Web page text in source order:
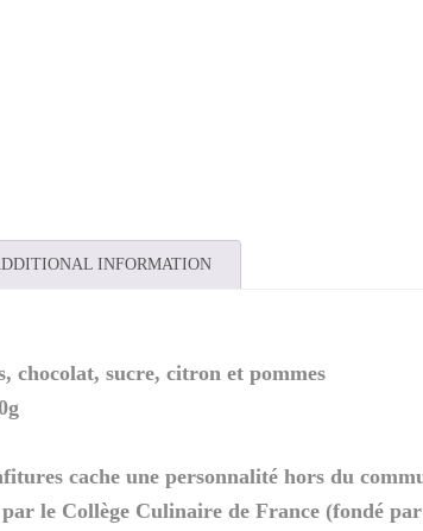
INFORMATION
chocolat, sucre, citron et pommes
cache une personnalité hors du
le Collège Culinaire de France (fondé